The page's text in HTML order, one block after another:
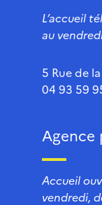
L’accueil
au
5 Rue de
04 93 59
Agence
Accueil
vendredi,